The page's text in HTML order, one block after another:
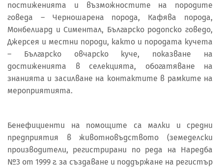
постиженията и възможностите на породите
говеда – Черношарена порода, Кафява порода,
Монбелиард и Симентал, Българско родопско говедо,
Джерсея и местни породи, както и породата кучета
– Българско овчарско куче, показване на
достиженията в селекцията, обогатяване на
знанията и засилване на контактите в рамките на
мероприятията.
Бенефициенти на помощите са малки и средни
предприятия в животновъдството (земеделски
производители, регистрирани по реда на Наредба
№3 от 1999 г. за създаване и поддържане на регистър